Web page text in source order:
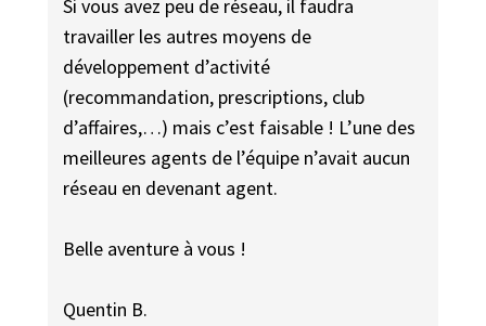
Si vous avez peu de réseau, il faudra
travailler les autres moyens de
développement d’activité
(recommandation, prescriptions, club
d’affaires,…) mais c’est faisable ! L’une des
meilleures agents de l’équipe n’avait aucun
réseau en devenant agent.
Belle aventure à vous !
Quentin B.